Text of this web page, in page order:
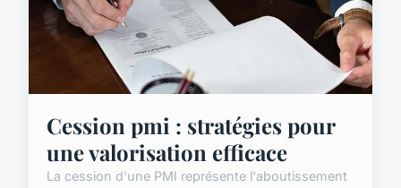
Cession pmi : stratégies pour
une valorisation efficace
La cession d'une PMI représente l'aboutissement